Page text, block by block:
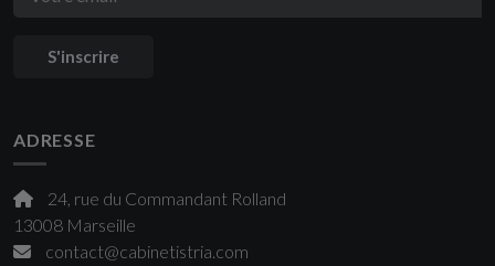
S'inscrire
ADRESSE
24, rue du Commandant Rolland
13008 Marseille
contact@cabinetistria.com